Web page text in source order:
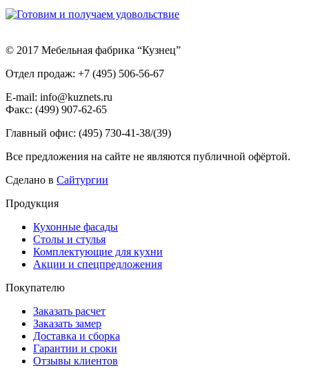
© 2017 Мебельная фабрика “Кузнец”
Отдел продаж: +7 (495) 506-56-67
E-mail: info@kuznets.ru
Факс: (499) 907-62-65
Главный офис: (495) 730-41-38/(39)
Все предложения на сайте не являются публичной офёртой.
Сделано в Сайтургии
Продукция
Кухонные фасады
Столы и стулья
Комплектующие для кухни
Акции и спецпредложения
Покупателю
Заказать расчет
Заказать замер
Доставка и сборка
Гарантии и сроки
Отзывы клиентов